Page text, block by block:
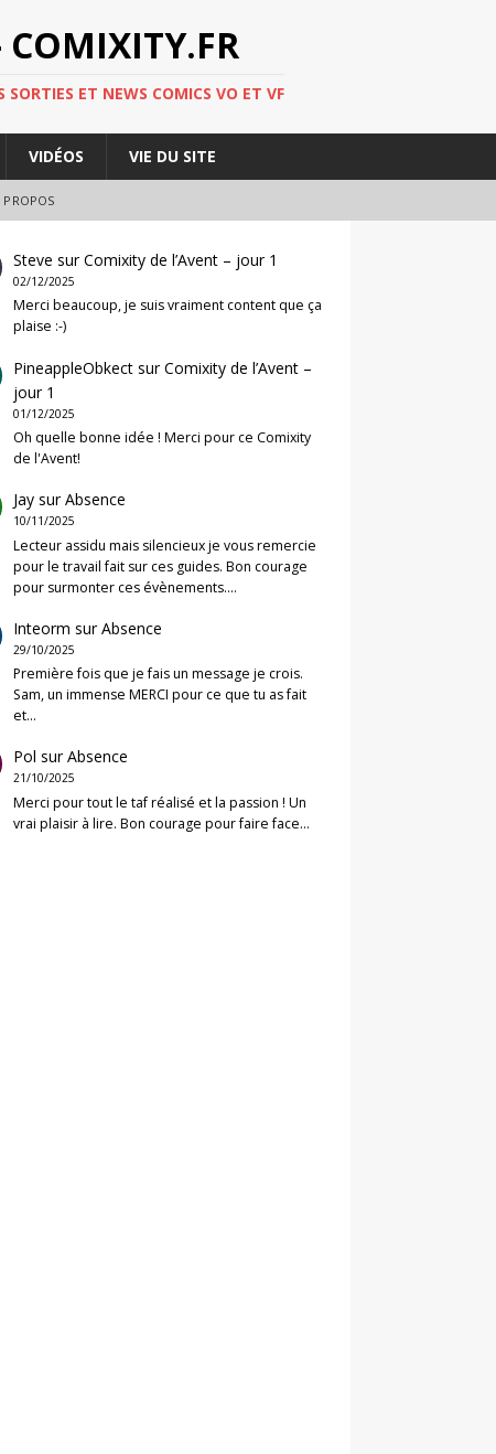
COMIXITY.FR
SORTIES ET NEWS COMICS VO ET VF
VIDÉOS VIE DU SITE
PROPOS
Steve surComixity de l’Avent – jour 1
02/12/2025
Merci beaucoup, je suis vraiment content que ça
plaise :-)
PineappleObkect surComixity de l’Avent –
jour 1
01/12/2025
Oh quelle bonne idée ! Merci pour ce Comixity
de l'Avent!
Jay surAbsence
10/11/2025
Lecteur assidu mais silencieux je vous remercie
pour le travail fait sur ces guides. Bon courage
pour surmonter ces évènements.…
Inteorm surAbsence
29/10/2025
Première fois que je fais un message je crois.
Sam, un immense MERCI pour ce que tu as fait
et…
Pol surAbsence
21/10/2025
Merci pour tout le taf réalisé et la passion ! Un
vrai plaisir à lire. Bon courage pour faire face…